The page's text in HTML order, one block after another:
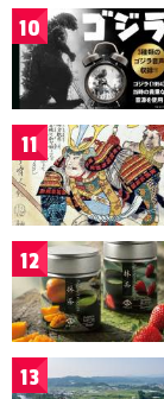
10
11
12
13